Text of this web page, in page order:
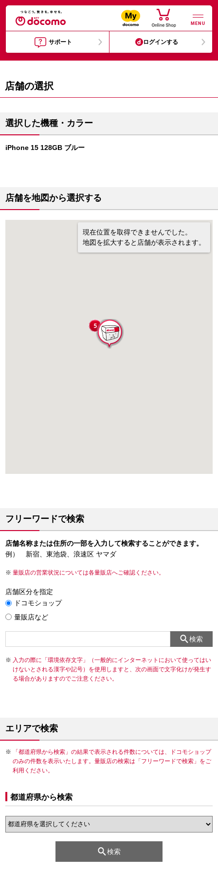
MENU
サポート ログインする
店舗の選択
選択した機種・カラー
iPhone 15 128GB ブルー
店舗を地図から選択する
現在位置を取得できませんでした。
地図を拡大すると店舗が表示されます。
フリーワードで検索
店舗名称または住所の一部を入力して検索することができます。
例） 新宿、東池袋、浪速区 ヤマダ
量販店の営業状況については各量販店へご確認ください。
店舗区分を指定
ドコモショップ
量販店など
検索
入力の際に「環境依存文字」（一般的にインターネットにおいて使ってはい
けないとされる漢字や記号）を使用しますと、次の画面で文字化けが発生す
る場合がありますのでご注意ください。
エリアで検索
「都道府県から検索」の結果で表示される件数については、ドコモショップ
のみの件数を表示いたします。量販店の検索は「フリーワードで検索」をご
利用ください。
都道府県から検索
検索